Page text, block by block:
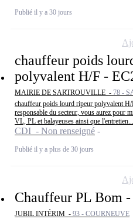
Publié il y a 30 jours
chauffeur poids
polyvalent H/F -
MAIRIE DE SARTROUVILLE - 78 -
chauffeur poids lourd ripeur polyvalent
responsable du secteur, vous aurez pour
VL, PL et balayeuses ainsi que l'entretien...
CDI - Non renseigné
Publié il y a plus de 30 jours
Chauffeur PL Bom
JUBIL INTÉRIM - 93 - COURNEUVE